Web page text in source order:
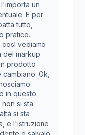
l'importa un
E per
tutto,
pratico.
così vediamo
del markup
prodotto
Ok,
in questo
si sta
si sta
e l'istruzione
e salvalo